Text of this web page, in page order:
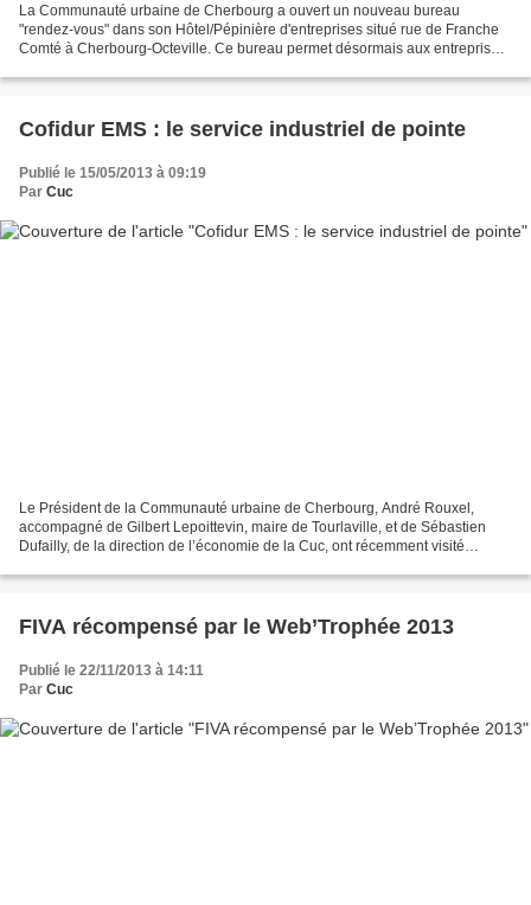
La Communauté urbaine de Cherbourg a ouvert un nouveau bureau
"rendez-vous" dans son Hôtel/Pépinière d'entreprises situé rue de Franche
Comté à Cherbourg-Octeville. Ce bureau permet désormais aux entreprises
Cofidur EMS : le service industriel de pointe
Publié le 15/05/2013 à 09:19
Par Cuc
Le Président de la Communauté urbaine de Cherbourg, André Rouxel,
accompagné de Gilbert Lepoittevin, maire de Tourlaville, et de Sébastien
Dufailly, de la direction de l’économie de la Cuc, ont récemment visité
FIVA récompensé par le Web’Trophée 2013
Publié le 22/11/2013 à 14:11
Par Cuc